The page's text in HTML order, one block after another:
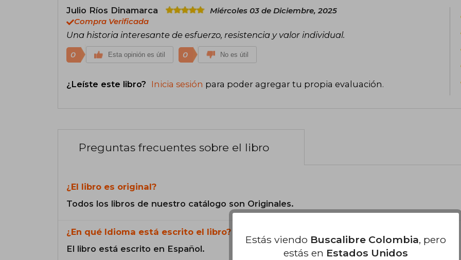
Julio Ríos Dinamarca
Miércoles 03 de Diciembre, 2025
Compra Verificada
Una historia interesante de esfuerzo, resistencia y valor individual.
0 Esta opinión es útil 0 No es útil
¿Leíste este libro? Inicia sesión para poder agregar tu propia evaluación.
Preguntas frecuentes sobre el libro
¿El libro es original?
Todos los libros de nuestro catálogo son Originales.
¿En qué Idioma está escrito el libro?
El libro está escrito en Español.
Estás viendo Buscalibre Colombia, pero
estás en Estados Unidos